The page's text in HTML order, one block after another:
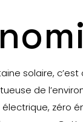
solaire,
de
zéro